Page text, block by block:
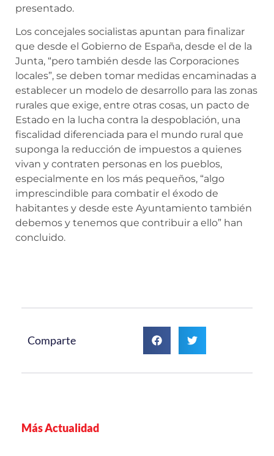
presentado.
Los concejales socialistas apuntan para finalizar
que desde el Gobierno de España, desde el de la
Junta, “pero también desde las Corporaciones
locales”, se deben tomar medidas encaminadas a
establecer un modelo de desarrollo para las zonas
rurales que exige, entre otras cosas, un pacto de
Estado en la lucha contra la despoblación, una
fiscalidad diferenciada para el mundo rural que
suponga la reducción de impuestos a quienes
vivan y contraten personas en los pueblos,
especialmente en los más pequeños, “algo
imprescindible para combatir el éxodo de
habitantes y desde este Ayuntamiento también
debemos y tenemos que contribuir a ello” han
concluido.
Comparte
Más Actualidad